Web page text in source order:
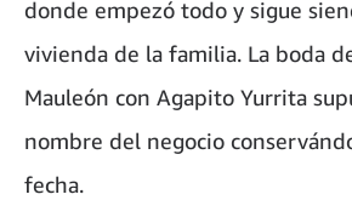
donde empezó todo y sigue
vivienda de la familia. La boda
Mauleón con Agapito Yurrita
nombre del negocio
fecha.